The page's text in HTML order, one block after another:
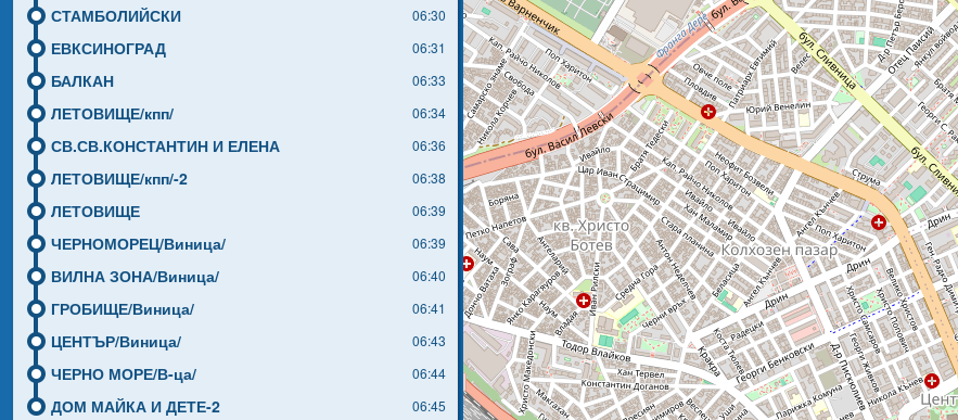
СТАМБОЛИЙСКИ 06:30
ЕВКСИНОГРАД 06:31
БАЛКАН 06:33
ЛЕТОВИЩЕ/кпп/ 06:34
СВ.СВ.КОНСТАНТИН И ЕЛЕНА 06:36
ЛЕТОВИЩЕ/кпп/-2 06:38
ЛЕТОВИЩЕ 06:39
ЧЕРНОМОРЕЦ/Виница/ 06:39
ВИЛНА ЗОНА/Виница/ 06:40
ГРОБИЩЕ/Виница/ 06:41
ЦЕНТЪР/Виница/ 06:43
ЧЕРНО МОРЕ/В-ца/ 06:44
ДОМ МАЙКА И ДЕТЕ-2 06:45